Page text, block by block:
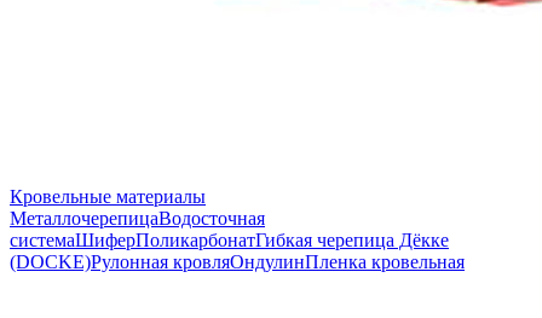
Кровельные материалы
МеталлочерепицаВодосточная
системаШиферПоликарбонатГибкая черепица Дёкке
(DOCKE)Рулонная кровляОндулинПленка кровельная